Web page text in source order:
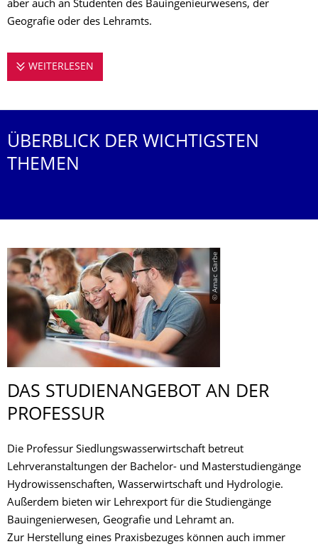
aber auch an Studenten des Bauingenieurwesens, der
Geografie oder des Lehramts.
WEITERLESEN
ÜBERBLICK DER WICHTIGSTEN
THEMEN
© Amac Garbe
DAS STUDIENANGEBOT AN DER
PROFESSUR
Die Professur Siedlungswasserwirtschaft betreut
Lehrveranstaltungen der Bachelor- und Masterstudiengänge
Hydrowissenschaften, Wasserwirtschaft und Hydrologie.
Außerdem bieten wir Lehrexport für die Studiengänge
Bauingenierwesen, Geografie und Lehramt an.
Zur Herstellung eines Praxisbezuges können auch immer